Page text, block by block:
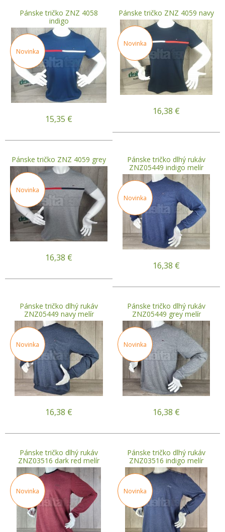
Pánske tričko ZNZ 4058
indigo
Novinka
15,35 €
Pánske tričko ZNZ 4059 navy
Novinka
16,38 €
Pánske tričko ZNZ 4059 grey
Novinka
16,38 €
Pánske tričko dlhý rukáv
ZNZ05449 indigo melír
Novinka
16,38 €
Pánske tričko dlhý rukáv
ZNZ05449 navy melír
Novinka
16,38 €
Pánske tričko dlhý rukáv
ZNZ05449 grey melír
Novinka
16,38 €
Pánske tričko dlhý rukáv
ZNZ03516 dark red melír
Novinka
Pánske tričko dlhý rukáv
ZNZ03516 indigo melír
Novinka